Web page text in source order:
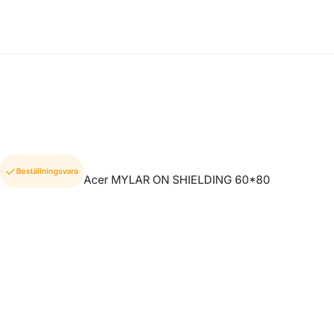
Beställningsvara
Acer MYLAR ON SHIELDING 60*80